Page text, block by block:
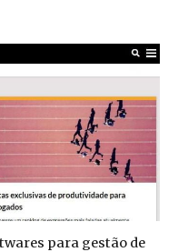
para gestão de